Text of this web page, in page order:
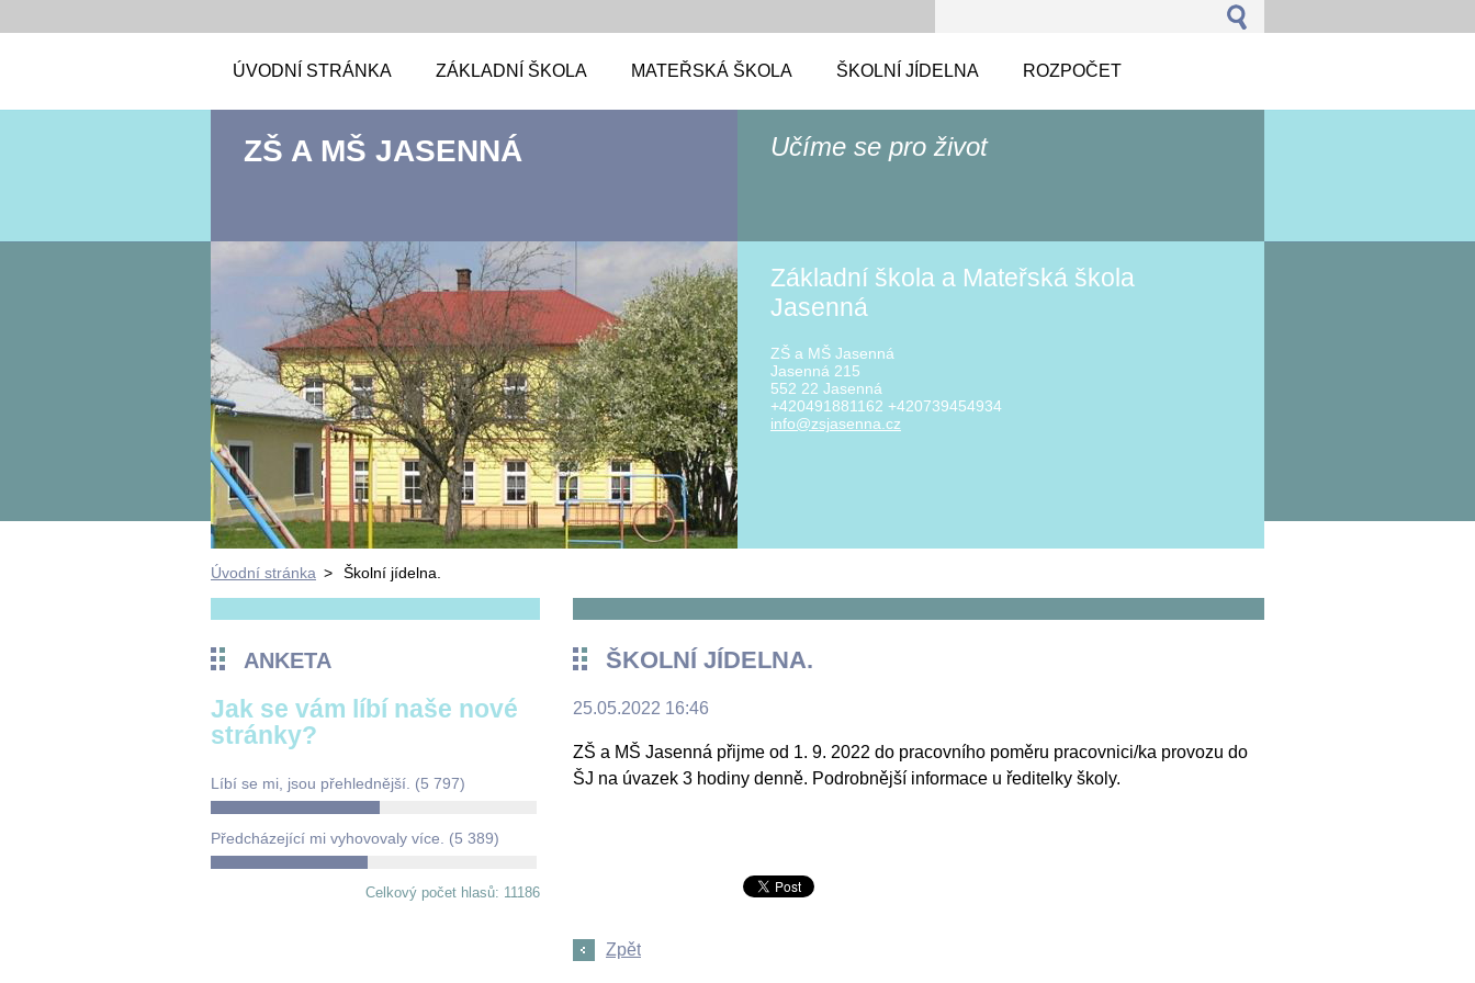
ÚVODNÍ STRÁNKA ZÁKLADNÍ ŠKOLA MATEŘSKÁ ŠKOLA ŠKOLNÍ JÍDELNA ROZPOČET
ZŠ A MŠ JASENNÁ Učíme se pro život
Základní škola a Mateřská škola
Jasenná
ZŠ a MŠ Jasenná
Jasenná 215
552 22 Jasenná
+420491881162 +420739454934
info@zsjasenna.cz
Úvodní stránka > Školní jídelna.
ANKETA
Jak se vám líbí naše nové
stránky?
Líbí se mi, jsou přehlednější. (5 797)
Předcházející mi vyhovovaly více. (5 389)
Celkový počet hlasů: 11186
ŠKOLNÍ JÍDELNA.
25.05.2022 16:46
ZŠ a MŠ Jasenná přijme od 1. 9. 2022 do pracovního poměru pracovnici/ka provozu do
ŠJ na úvazek 3 hodiny denně. Podrobnější informace u ředitelky školy.
Zpět